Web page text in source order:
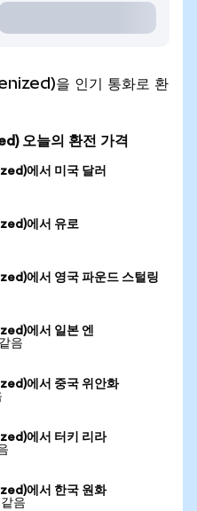
을 인기 통화로 환
오늘의 환전 가격
에서 미국 달러
에서 유로
에서 영국 파운드 스털링
에서 일본 엔
음
에서 중국 위안화
에서 터키 리라
에서 한국 원화
음